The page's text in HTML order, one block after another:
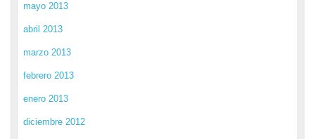
mayo 2013
abril 2013
marzo 2013
febrero 2013
enero 2013
diciembre 2012